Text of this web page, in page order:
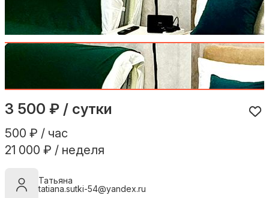
3 500 ₽ / сутки
500 ₽ / час
21 000 ₽ / неделя
Татьяна
tatiana.sutki-54@yandex.ru